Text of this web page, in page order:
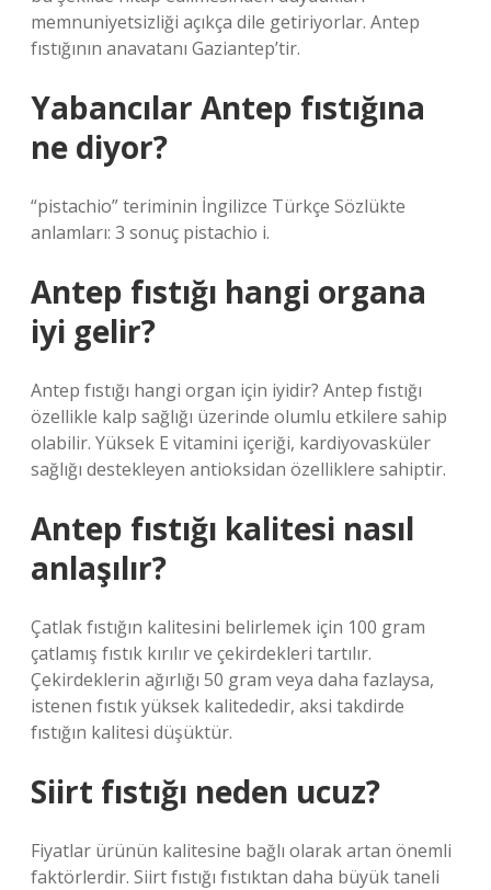
memnuniyetsizliği açıkça dile getiriyorlar. Antep
fıstığının anavatanı Gaziantep’tir.
Yabancılar Antep fıstığına
ne diyor?
“pistachio” teriminin İngilizce Türkçe Sözlükte
anlamları: 3 sonuç pistachio i.
Antep fıstığı hangi organa
iyi gelir?
Antep fıstığı hangi organ için iyidir? Antep fıstığı
özellikle kalp sağlığı üzerinde olumlu etkilere sahip
olabilir. Yüksek E vitamini içeriği, kardiyovasküler
sağlığı destekleyen antioksidan özelliklere sahiptir.
Antep fıstığı kalitesi nasıl
anlaşılır?
Çatlak fıstığın kalitesini belirlemek için 100 gram
çatlamış fıstık kırılır ve çekirdekleri tartılır.
Çekirdeklerin ağırlığı 50 gram veya daha fazlaysa,
istenen fıstık yüksek kalitededir, aksi takdirde
fıstığın kalitesi düşüktür.
Siirt fıstığı neden ucuz?
Fiyatlar ürünün kalitesine bağlı olarak artan önemli
faktörlerdir. Siirt fıstığı fıstıktan daha büyük taneli